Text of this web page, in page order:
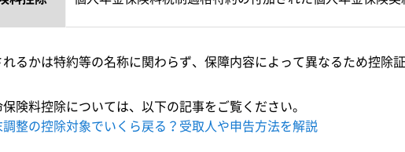
るかは特約等の名称に関わらず、保障内容によって異なるため控除
険料控除については、以下の記事をご覧ください。
整の控除対象でいくら戻る？受取人や申告方法を解説